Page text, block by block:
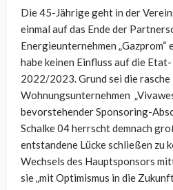
Die 45-Jährige geht in der
einmal auf das Ende der
Energieunternehmen „Gazprom“
habe keinen Einfluss auf die
2022/2023. Grund sei die rasche
Wohnungsunternehmen
bevorstehender Sponsoring-
Schalke 04 herrscht demnach
entstandene Lücke schließen zu
Wechsels des Hauptsponsors
sie „mit Optimismus in die